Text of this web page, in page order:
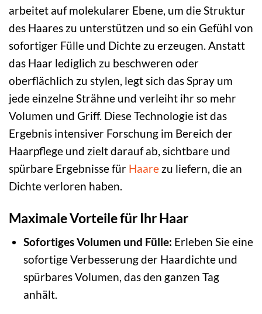
arbeitet auf molekularer Ebene, um die Struktur
des Haares zu unterstützen und so ein Gefühl von
sofortiger Fülle und Dichte zu erzeugen. Anstatt
das Haar lediglich zu beschweren oder
oberflächlich zu stylen, legt sich das Spray um
jede einzelne Strähne und verleiht ihr so mehr
Volumen und Griff. Diese Technologie ist das
Ergebnis intensiver Forschung im Bereich der
Haarpflege und zielt darauf ab, sichtbare und
spürbare Ergebnisse für Haare zu liefern, die an
Dichte verloren haben.
Maximale Vorteile für Ihr Haar
Sofortiges Volumen und Fülle: Erleben Sie eine
sofortige Verbesserung der Haardichte und
spürbares Volumen, das den ganzen Tag
anhält.